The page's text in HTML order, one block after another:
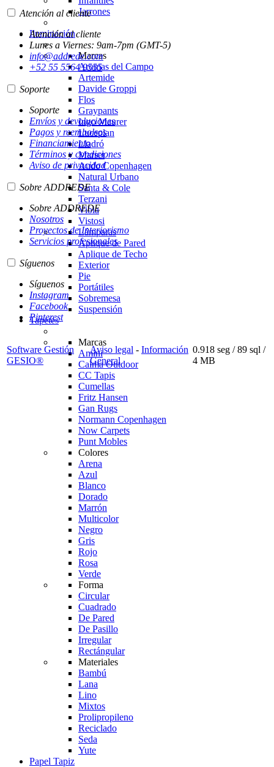
Jarrones
Iluminación
Marcas
Aromas del Campo
Artemide
Davide Groppi
Flos
Graypants
Ingo Maurer
Luceplan
Lladró
Marset
Audo Copenhagen
Natural Urbano
Santa & Cole
Terzani
Vibia
Vistosi
Lámparas
Aplique de Pared
Aplique de Techo
Exterior
Pie
Portátiles
Sobremesa
Suspensión
Tapetes
Marcas
Amini
Calma Outdoor
CC Tapis
Cumellas
Fritz Hansen
Gan Rugs
Normann Copenhagen
Now Carpets
Punt Mobles
Colores
Arena
Azul
Blanco
Dorado
Marrón
Multicolor
Negro
Gris
Rojo
Rosa
Verde
Forma
Circular
Cuadrado
De Pared
De Pasillo
Irregular
Rectángular
Materiales
Bambú
Lana
Lino
Mixtos
Prolipropileno
Reciclado
Seda
Yute
Papel Tapiz
Atención al cliente
Atención al cliente
Lunes a Viernes: 9am-7pm (GMT-5)
info@addrede.com
+52 55 5564 9555
Soporte
Soporte
Envíos y devoluciones
Pagos y reembolsos
Financiamiento
Términos y condiciones
Aviso de privacidad
Sobre ADDREDE
Sobre ADDREDE
Nosotros
Proyectos de Interiorismo
Servicios profesionales
Síguenos
Síguenos
Instagram
Facebook
Pinterest
Software Gestión
GESIO®
Aviso legal - Información
General
0.918 seg /89 sql /
4 MB